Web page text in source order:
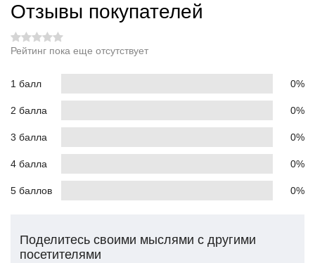
Отзывы покупателей
Рейтинг пока еще отсутствует
1 балл 0%
2 балла 0%
3 балла 0%
4 балла 0%
5 баллов 0%
Поделитесь своими мыслями с другими
посетителями